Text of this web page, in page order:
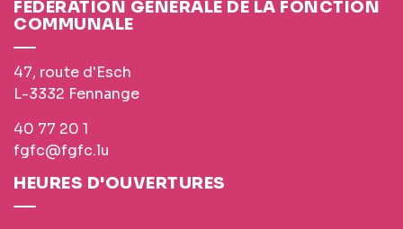
FÉDÉRATION GÉNÉRALE DE LA FONCTION
COMMUNALE
47, route d'Esch
L-3332 Fennange
40 77 20 1
fgfc@fgfc.lu
HEURES D'OUVERTURES